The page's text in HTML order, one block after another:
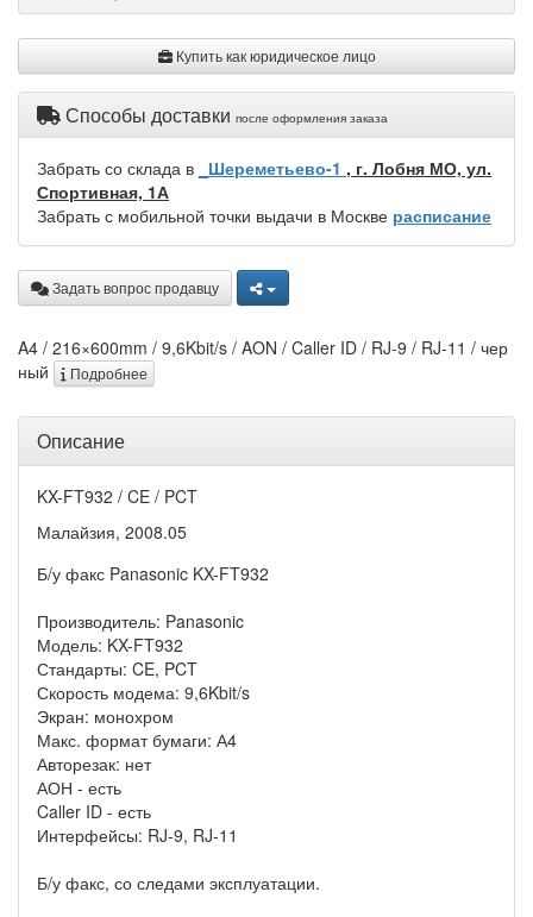
Купить как юридическое лицо
Способы доставки после оформления заказа
Забрать со склада в _Шереметьево-1 , г. Лобня МО, ул.
Спортивная, 1А
Забрать с мобильной точки выдачи в Москве расписание
Задать вопрос продавцу
A4 / 216×600mm / 9,6Kbit/s / AON / Caller ID / RJ-9 / RJ-11 / чер
ный
Подробнее
Описание
KX-FT932 / CE / PCT
Малайзия, 2008.05
Б/у факс Panasonic KX-FT932
Производитель: Panasonic
Модель: KX-FT932
Стандарты: CE, PCT
Скорость модема: 9,6Kbit/s
Экран: монохром
Макс. формат бумаги: А4
Авторезак: нет
АОН - есть
Caller ID - есть
Интерфейсы: RJ-9, RJ-11
Б/у факс, со следами эксплуатации.